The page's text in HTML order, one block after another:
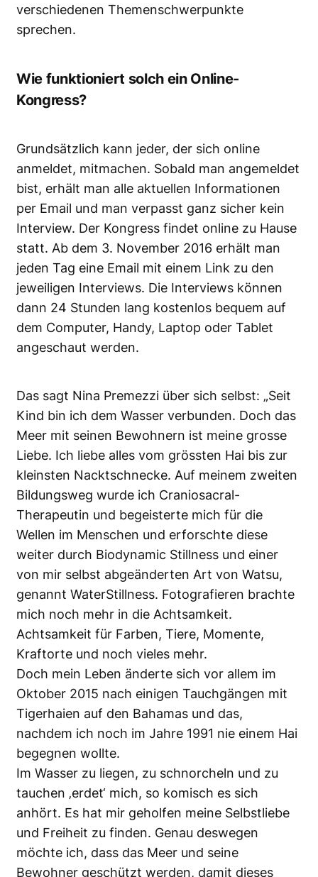
verschiedenen Themenschwerpunkte
sprechen.
Wie funktioniert solch ein Online-
Kongress?
Grundsätzlich kann jeder, der sich online
anmeldet, mitmachen. Sobald man angemeldet
bist, erhält man alle aktuellen Informationen
per Email und man verpasst ganz sicher kein
Interview. Der Kongress findet online zu Hause
statt. Ab dem 3. November 2016 erhält man
jeden Tag eine Email mit einem Link zu den
jeweiligen Interviews. Die Interviews können
dann 24 Stunden lang kostenlos bequem auf
dem Computer, Handy, Laptop oder Tablet
angeschaut werden.
Das sagt Nina Premezzi über sich selbst: „Seit
Kind bin ich dem Wasser verbunden. Doch das
Meer mit seinen Bewohnern ist meine grosse
Liebe. Ich liebe alles vom grössten Hai bis zur
kleinsten Nacktschnecke. Auf meinem zweiten
Bildungsweg wurde ich Craniosacral-
Therapeutin und begeisterte mich für die
Wellen im Menschen und erforschte diese
weiter durch Biodynamic Stillness und einer
von mir selbst abgeänderten Art von Watsu,
genannt WaterStillness. Fotografieren brachte
mich noch mehr in die Achtsamkeit.
Achtsamkeit für Farben, Tiere, Momente,
Kraftorte und noch vieles mehr.
Doch mein Leben änderte sich vor allem im
Oktober 2015 nach einigen Tauchgängen mit
Tigerhaien auf den Bahamas und das,
nachdem ich noch im Jahre 1991 nie einem Hai
begegnen wollte.
Im Wasser zu liegen, zu schnorcheln und zu
tauchen ‚erdet‘ mich, so komisch es sich
anhört. Es hat mir geholfen meine Selbstliebe
und Freiheit zu finden. Genau deswegen
möchte ich, dass das Meer und seine
Bewohner geschützt werden, damit dieses